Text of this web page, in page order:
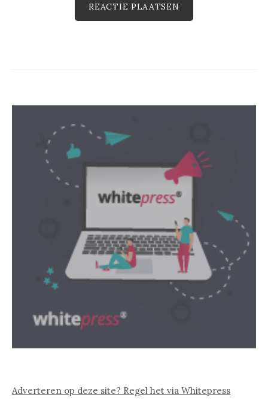
Adverteren op deze site? Regel het via Whitepress